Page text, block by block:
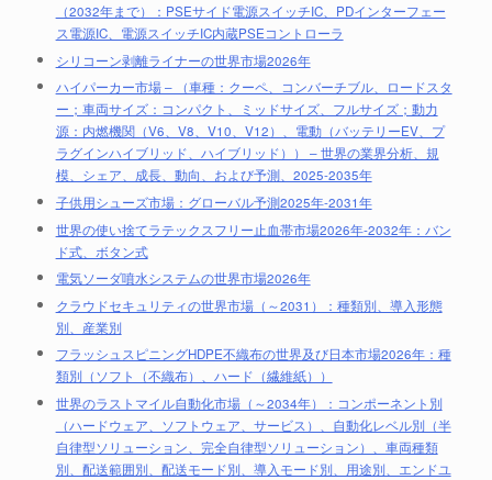
（2032年まで）：PSEサイド電源スイッチIC、PDインターフェー
ス電源IC、電源スイッチIC内蔵PSEコントローラ
シリコーン剥離ライナーの世界市場2026年
ハイパーカー市場 – （車種：クーペ、コンバーチブル、ロードスタ
ー；車両サイズ：コンパクト、ミッドサイズ、フルサイズ；動力
源：内燃機関（V6、V8、V10、V12）、電動（バッテリーEV、プ
ラグインハイブリッド、ハイブリッド）） – 世界の業界分析、規
模、シェア、成長、動向、および予測、2025-2035年
子供用シューズ市場：グローバル予測2025年-2031年
世界の使い捨てラテックスフリー止血帯市場2026年-2032年：バン
ド式、ボタン式
電気ソーダ噴水システムの世界市場2026年
クラウドセキュリティの世界市場（～2031）：種類別、導入形態
別、産業別
フラッシュスピニングHDPE不織布の世界及び日本市場2026年：種
類別（ソフト（不織布）、ハード（繊維紙））
世界のラストマイル自動化市場（～2034年）：コンポーネント別
（ハードウェア、ソフトウェア、サービス）、自動化レベル別（半
自律型ソリューション、完全自律型ソリューション）、車両種類
別、配送範囲別、配送モード別、導入モード別、用途別、エンドユ